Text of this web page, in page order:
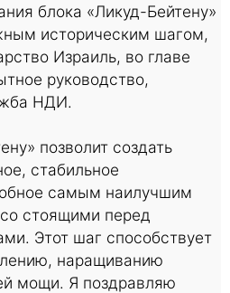
блока «Ликуд-Бейтену»
историческим шагом,
Израиль, во главе
руководство,
НДИ.
позволит создать
стабильное
самым наилучшим
стоящими перед
Этот шаг способствует
наращиванию
мощи. Я поздравляю